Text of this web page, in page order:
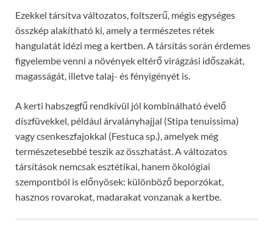
Ezekkel társítva változatos, foltszerű, mégis egységes
összkép alakítható ki, amely a természetes rétek
hangulatát idézi meg a kertben. A társítás során érdemes
figyelembe venni a növények eltérő virágzási időszakát,
magasságát, illetve talaj- és fényigényét is.
A kerti habszegfű rendkívül jól kombinálható évelő
díszfüvekkel, például árvalányhajjal (Stipa tenuissima)
vagy csenkeszfajokkal (Festuca sp.), amelyek még
természetesebbé teszik az összhatást. A változatos
társítások nemcsak esztétikai, hanem ökológiai
szempontból is előnyösek: különböző beporzókat,
hasznos rovarokat, madarakat vonzanak a kertbe.